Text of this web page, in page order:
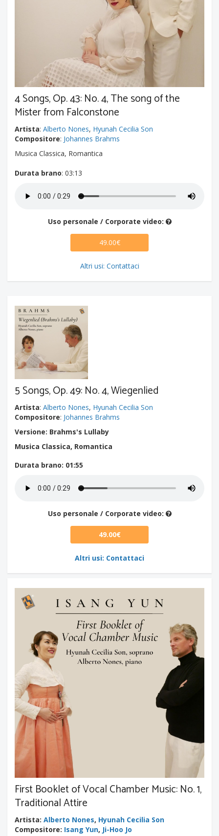
4 Songs, Op. 43: No. 4, The song of the
Mister from Falconstone
Artista: Alberto Nones, Hyunah Cecilia Son
Compositore: Johannes Brahms
Musica Classica, Romantica
Durata brano: 03:13
Uso personale / Corporate video:
49.00€
Altri usi: Contattaci
5 Songs, Op. 49: No. 4, Wiegenlied
Artista: Alberto Nones, Hyunah Cecilia Son
Compositore: Johannes Brahms
Versione: Brahms's Lullaby
Musica Classica, Romantica
Durata brano: 01:55
Uso personale / Corporate video:
49.00€
Altri usi: Contattaci
First Booklet of Vocal Chamber Music: No. 1,
Traditional Attire
Artista: Alberto Nones, Hyunah Cecilia Son
Compositore: Isang Yun, Ji-Hoo Jo